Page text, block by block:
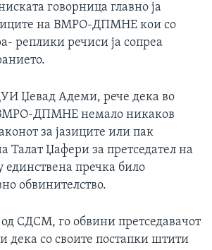
говорница главно ја
на ВМРО-ДПМНЕ кои со
реплики речиси ја сопреа
Џевад Адеми, рече дека во
ВМРО-ДПМНЕ немало никаков
за јазиците или пак
Талат Џафери за претседател на
единствена пречка било
обвинителство.
СДСМ, го обвини претседавачот
дека со своите постапки штити